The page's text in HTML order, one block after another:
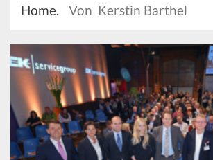
Home.
Von Kerstin Barthel